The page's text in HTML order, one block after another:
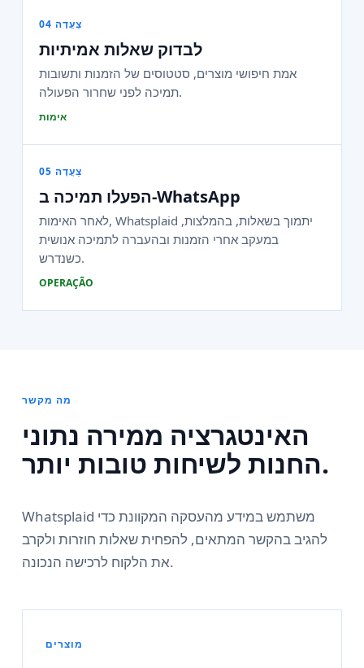
צַעֲדָה 04
לבדוק שאלות אמיתיות
אמת חיפושי מוצרים, סטטוסים של הזמנות ותשובות
תמיכה לפני שחרור הפעולה.
אימות
צַעֲדָה 05
הפעלו תמיכה ב‑WhatsApp
לאחר האימות, Whatsplaid יתמוך בשאלות, בהמלצות,
במעקב אחרי הזמנות ובהעברה לתמיכה אנושית
כשנדרש.
OPERAÇÃO
מה מקשר
האינטגרציה ממירה נתוני
החנות לשיחות טובות יותר.
Whatsplaid משתמש במידע מהעסקה המקוונת כדי
להגיב בהקשר המתאים, להפחית שאלות חוזרות ולקרב
את הלקוח לרכישה הנכונה.
מוצרים